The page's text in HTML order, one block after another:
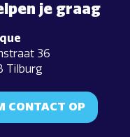
je graag
36
Tilburg
CONTACT OP